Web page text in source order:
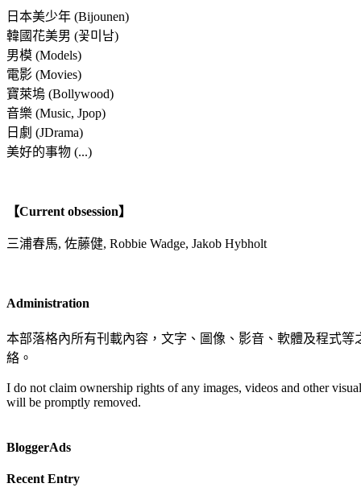
日本美少年 (Bijounen)
韓國花美男 (꽃미남)
男模 (Models)
電影 (Movies)
寶萊塢 (Bollywood)
音樂 (Music, Jpop)
日劇 (JDrama)
美好的事物 (...)
【Current obsession】
三浦春馬, 佐藤健, Robbie Wadge, Jakob Hybholt
Administration
本部落格內所有刊載內容，文字、圖像、影音、軟體及程式
絡。
I do not claim ownership rights of any images, videos and other
will be promptly removed.
BloggerAds
Recent Entry